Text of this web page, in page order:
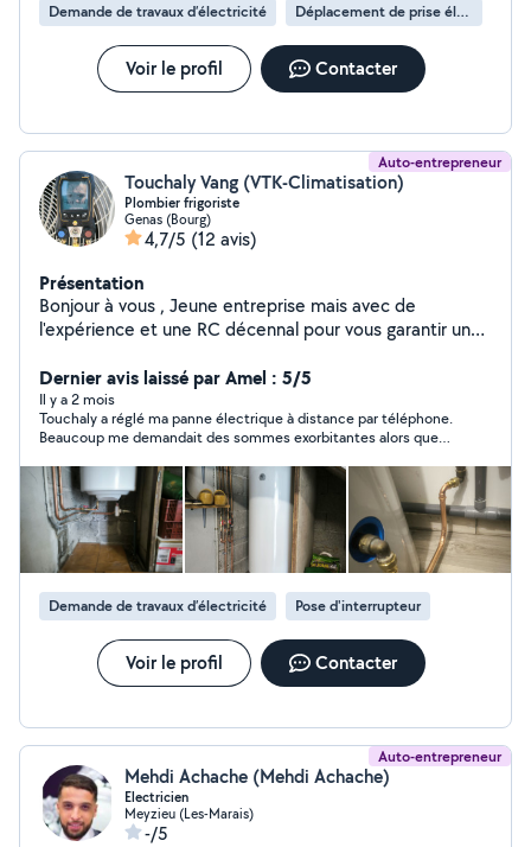
Demande de travaux d’électricité Déplacement de prise électrique
Voir le profil Contacter
Auto-entrepreneur
Touchaly Vang (VTK-Climatisation)
Plombier frigoriste
Genas (Bourg)
4,7/5 (12 avis)
Présentation
Bonjour à vous , Jeune entreprise mais avec de
l'expérience et une RC décennal pour vous garantir une
communication et un suivi dans l'exécution de vos
demande. Si besoin n'hésiter pas je fait de l'installation,
entretien et dépannage de pompe à chaleur ainsi que
de petits travaux de type plomberie et électricité.
bonne journée et merci d'avoir pris le temps de lire ce
petit texte de présentation. à bientôt !!!
Dernier avis laissé par Amel : 5/5
Il y a 2 mois
Touchaly a réglé ma panne électrique à distance par téléphone.
Beaucoup me demandait des sommes exorbitantes alors que
venait ma panne d’électricité. Je lui suis très reconnaissante
Demande de travaux d’électricité Pose d'interrupteur
Voir le profil Contacter
Auto-entrepreneur
Mehdi Achache (Mehdi Achache)
Electricien
Meyzieu (Les-Marais)
-/5